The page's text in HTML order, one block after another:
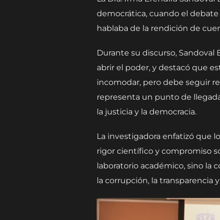
democrática, cuando el
hablaba de la rendición de
Durante su discurso, Sandoval
abrir el poder, y destacó que
incomodar, pero debe seguir
representa un punto de
la justicia y la democracia.
La investigadora enfatizó que
rigor científico y compromiso
laboratorio académico, sino la
la corrupción, la transparencia